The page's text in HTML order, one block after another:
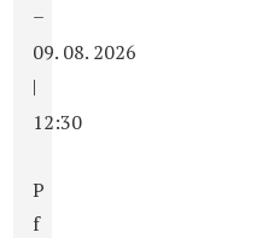
–
09. 08. 2026
|
12:30
P
f